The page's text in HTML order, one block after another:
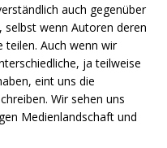
auch gegenüber
selbst wenn Autoren deren
teilen. Auch wenn wir
ja teilweise
eint uns die
Wir sehen uns
Medienlandschaft und